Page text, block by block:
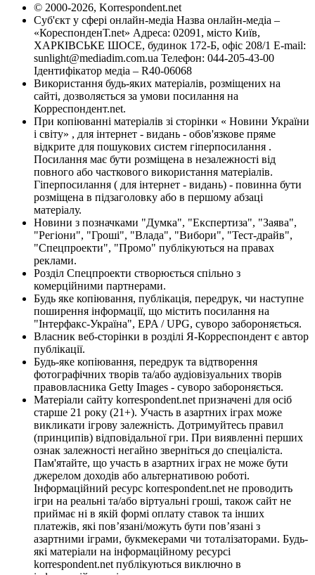
© 2000-2026, Korrespondent.net
Суб'єкт у сфері онлайн-медіа Назва онлайн-медіа –
«КореспонденТ.net» Адреса: 02091, місто Київ,
ХАРКІВСЬКЕ ШОСЕ, будинок 172-Б, офіс 208/1 E-mail:
sunlight@mediadim.com.ua Телефон: 044-205-43-00
Ідентифікатор медіа – R40-06068
Використання будь-яких матеріалів, розміщених на
сайті, дозволяється за умови посилання на
Корреспондент.net.
При копіюванні матеріалів зі сторінки « Новини України
і світу» , для інтернет - видань - обов'язкове пряме
відкрите для пошукових систем гіперпосилання .
Посилання має бути розміщена в незалежності від
повного або часткового використання матеріалів.
Гіперпосилання ( для інтернет - видань) - повинна бути
розміщена в підзаголовку або в першому абзаці
матеріалу.
Новини з позначками "Думка", "Експертиза", "Заява",
"Регіони", "Гроші", "Влада", "Вибори", "Тест-драйв",
"Спецпроекти", "Промо" публікуються на правах
реклами.
Розділ Спецпроекти створюється спільно з
комерційними партнерами.
Будь яке копіювання, публікація, передрук, чи наступне
поширення інформації, що містить посилання на
"Інтерфакс-Україна", EPA / UPG, суворо забороняється.
Власник веб-сторінки в розділі Я-Корреспондент є автор
публікації.
Будь-яке копіювання, передрук та відтворення
фотографічних творів та/або аудіовізуальних творів
правовласника Getty Images - суворо забороняється.
Матеріали сайту korrespondent.net призначені для осіб
старше 21 року (21+). Участь в азартних іграх може
викликати ігрову залежність. Дотримуйтесь правил
(принципів) відповідальної гри. При виявленні перших
ознак залежності негайно зверніться до спеціаліста.
Пам'ятайте, що участь в азартних іграх не може бути
джерелом доходів або альтернативою роботі.
Інформаційний ресурс korrespondent.net не проводить
ігри на реальні та/або віртуальні гроші, також сайт не
приймає ні в якій формі оплату ставок та інших
платежів, які пов’язані/можуть бути пов’язані з
азартними іграми, букмекерами чи тоталізаторами. Будь-
які матеріали на інформаційному ресурсі
korrespondent.net публікуються виключно в